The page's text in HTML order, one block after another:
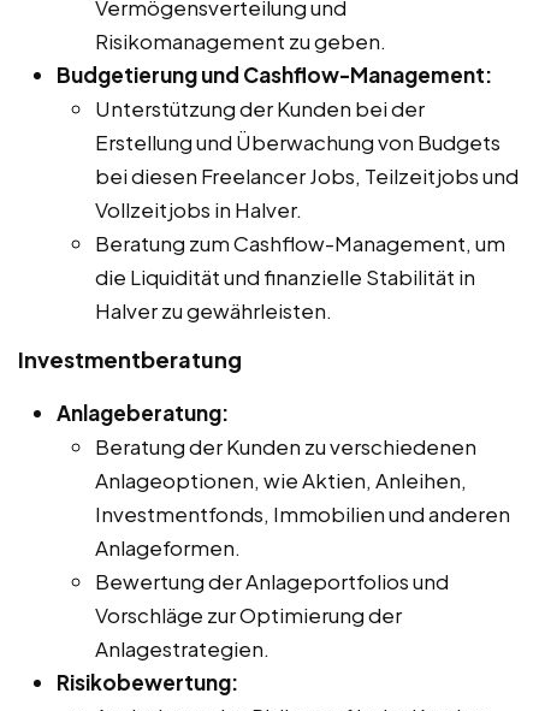
Vermögensverteilung und
Risikomanagement zu geben.
Budgetierung und Cashflow-Management:
Unterstützung der Kunden bei der
Erstellung und Überwachung von Budgets
bei diesen Freelancer Jobs, Teilzeitjobs und
Vollzeitjobs in Halver.
Beratung zum Cashflow-Management, um
die Liquidität und finanzielle Stabilität in
Halver zu gewährleisten.
Investmentberatung
Anlageberatung:
Beratung der Kunden zu verschiedenen
Anlageoptionen, wie Aktien, Anleihen,
Investmentfonds, Immobilien und anderen
Anlageformen.
Bewertung der Anlageportfolios und
Vorschläge zur Optimierung der
Anlagestrategien.
Risikobewertung: